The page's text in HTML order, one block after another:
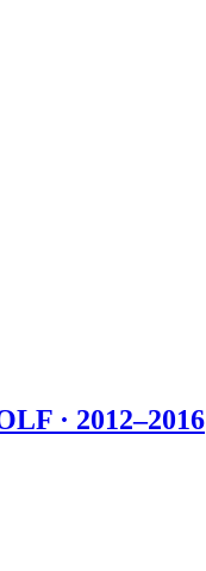
· 2012–2016